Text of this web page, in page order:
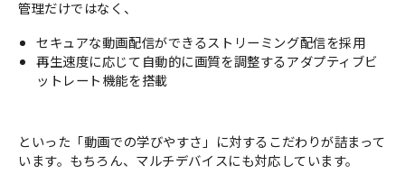
管理だけではなく、
セキュアな動画配信ができるストリーミング配信を採用
再生速度に応じて自動的に画質を調整するアダプティブビ
ットレート機能を搭載
といった「動画での学びやすさ」に対するこだわりが詰まって
います。もちろん、マルチデバイスにも対応しています。